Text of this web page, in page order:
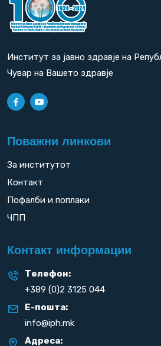
Институт за јавно здравје на
Чувар на Вашето здравје
Поважни линкови
За институтот
Контакт
Пофалби и поплаки
ЧПП
Контакт информации
Телефон:
+389 (0)2 3125 044
Е-пошта:
info@iph.mk
Адреса: